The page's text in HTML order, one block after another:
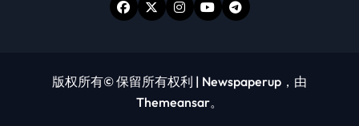
版权所有© 保留所有权利 | Newspaperup ，由
Themeansar。